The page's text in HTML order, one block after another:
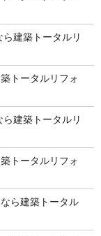
建築トータルリ
トータルリフォ
建築トータルリ
トータルリフォ
ら建築トータル